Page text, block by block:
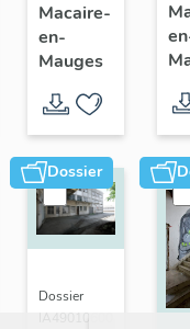
Choletaise,
Saint-
Macaire-
en-
Mauges
Macaire-
en-
Mauges
Dossier
Dossier
IA49010600